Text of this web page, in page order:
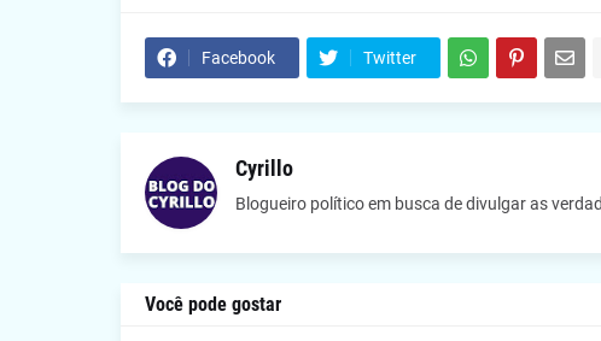
Facebook Twitter
Cyrillo
Blogueiro político em busca de divulgar as
Você pode gostar